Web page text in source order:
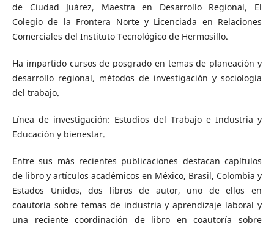
de Ciudad Juárez, Maestra en Desarrollo Regional, El
Colegio de la Frontera Norte y Licenciada en Relaciones
Comerciales del Instituto Tecnológico de Hermosillo.
Ha impartido cursos de posgrado en temas de planeación y
desarrollo regional, métodos de investigación y sociología
del trabajo.
Línea de investigación: Estudios del Trabajo e Industria y
Educación y bienestar.
Entre sus más recientes publicaciones destacan capítulos
de libro y artículos académicos en México, Brasil, Colombia y
Estados Unidos, dos libros de autor, uno de ellos en
coautoría sobre temas de industria y aprendizaje laboral y
una reciente coordinación de libro en coautoría sobre